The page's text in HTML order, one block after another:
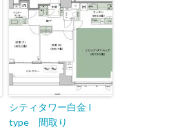
シティタワー白金 I
type 間取り